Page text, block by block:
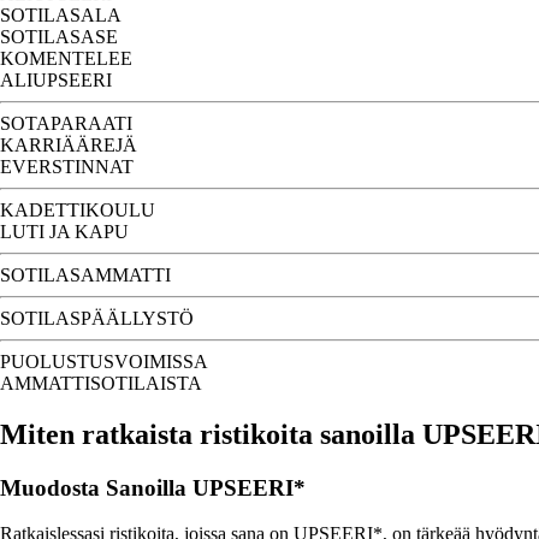
SOTILASALA
SOTILASASE
KOMENTELEE
ALIUPSEERI
SOTAPARAATI
KARRIÄÄREJÄ
EVERSTINNAT
KADETTIKOULU
LUTI JA KAPU
SOTILASAMMATTI
SOTILASPÄÄLLYSTÖ
PUOLUSTUSVOIMISSA
AMMATTISOTILAISTA
Miten ratkaista ristikoita sanoilla
Muodosta Sanoilla UPSEERI*
Ratkaislessasi ristikoita, joissa sana on UPSEERI*, on tärkeää